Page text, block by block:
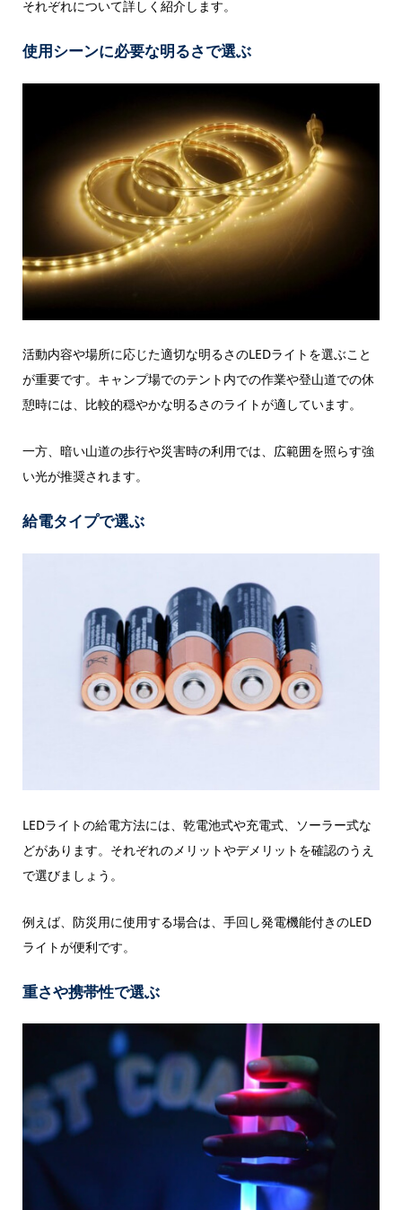
それぞれについて詳しく紹介します。
使用シーンに必要な明るさで選ぶ
活動内容や場所に応じた適切な明るさのLEDライトを選ぶこと
が重要です。キャンプ場でのテント内での作業や登山道での休
憩時には、比較的穏やかな明るさのライトが適しています。
一方、暗い山道の歩行や災害時の利用では、広範囲を照らす強
い光が推奨されます。
給電タイプで選ぶ
LEDライトの給電方法には、乾電池式や充電式、ソーラー式な
どがあります。それぞれのメリットやデメリットを確認のうえ
で選びましょう。
例えば、防災用に使用する場合は、手回し発電機能付きのLED
ライトが便利です。
重さや携帯性で選ぶ